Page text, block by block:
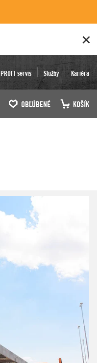
PROFI servis Služby Kariéra
OBĽÚBENÉ KOŠÍK